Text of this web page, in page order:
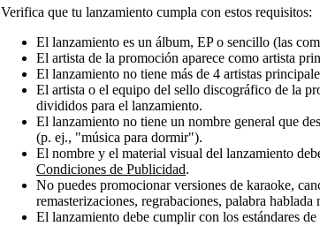
Verifica que tu lanzamiento cumpla con estos requisitos:
El lanzamiento es un álbum, EP o sencillo (las
El artista de la promoción aparece como artista
El lanzamiento no tiene más de 4 artistas
El artista o el equipo del sello discográfico de la
divididos para el lanzamiento.
El lanzamiento no tiene un nombre general que
(p. ej., "música para dormir").
El nombre y el material visual del lanzamiento
Condiciones de Publicidad.
No puedes promocionar versiones de karaoke,
remasterizaciones, regrabaciones, palabra
El lanzamiento debe cumplir con los estándares